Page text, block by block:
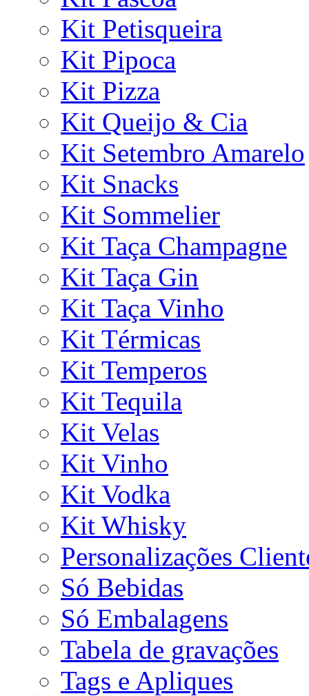
Kit Petisqueira
Kit Pipoca
Kit Pizza
Kit Queijo & Cia
Kit Setembro Amarelo
Kit Snacks
Kit Sommelier
Kit Taça Champagne
Kit Taça Gin
Kit Taça Vinho
Kit Térmicas
Kit Temperos
Kit Tequila
Kit Velas
Kit Vinho
Kit Vodka
Kit Whisky
Personalizações
Só Bebidas
Só Embalagens
Tabela de gravações
Tags e Apliques